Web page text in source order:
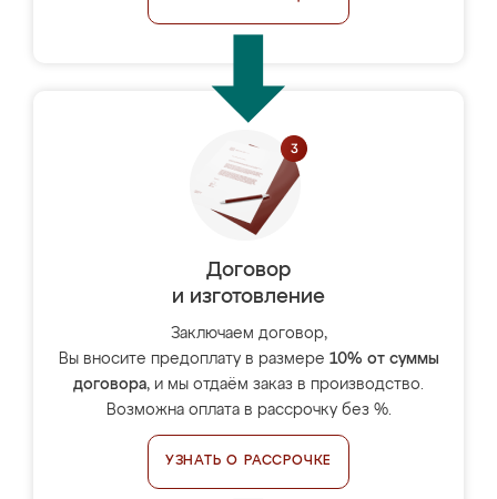
Договор
и изготовление
Заключаем договор,
Вы вносите предоплату в размере 10% от суммы
договора, и мы отдаём заказ в производство.
Возможна оплата в рассрочку без %.
УЗНАТЬ О РАССРОЧКЕ